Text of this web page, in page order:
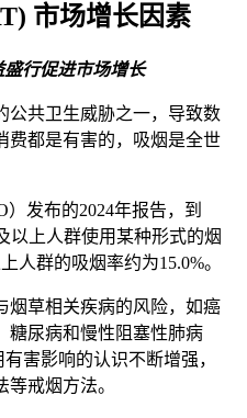
市场增长因素
行促进市场增长
公共卫生威胁之一，导致数
费都是有害的，吸烟是全世
发布的2024年报告，到
以上人群使用某种形式的烟
人群的吸烟率约为15.0%。
烟草相关疾病的风险，如癌
糖尿病和慢性阻塞性肺病
害影响的认识不断增强，
戒烟方法。